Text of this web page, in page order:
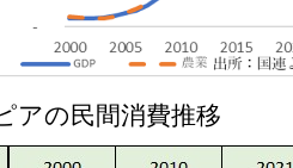
の民間消費推移